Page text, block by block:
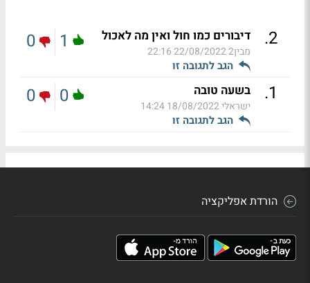
2
. דיבורים כמו חול ואין מה לאכול
מבין2 22/08/2022 22:16
הגב לתגובה זו
1
0
1
. בשעה טובה
ישראלי18/08/2022 14:24
הגב לתגובה זו
0
0
הורדת אפליקציה